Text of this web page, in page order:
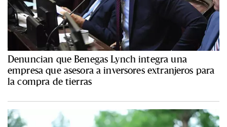
Denuncian que Benegas Lynch integra una
empresa que asesora a inversores extranjeros para
la compra de tierras